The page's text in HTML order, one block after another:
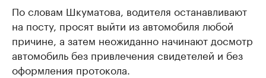
По словам Шкуматова, водителя останавливают
на посту, просят выйти из автомобиля любой
причине, а затем неожиданно начинают досмотр
автомобиль без привлечения свидетелей и без
оформления протокола.